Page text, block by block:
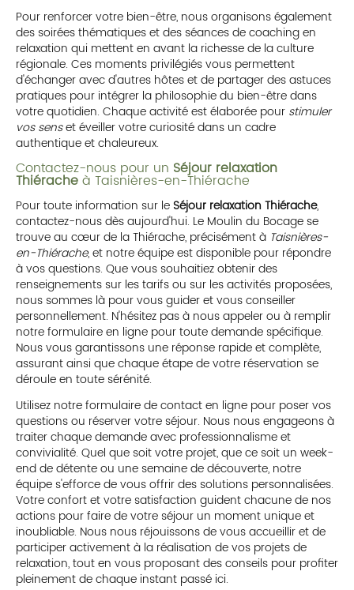
Pour renforcer votre bien-être, nous organisons également
des soirées thématiques et des séances de coaching en
relaxation qui mettent en avant la richesse de la culture
régionale. Ces moments privilégiés vous permettent
d'échanger avec d'autres hôtes et de partager des astuces
pratiques pour intégrer la philosophie du bien-être dans
votre quotidien. Chaque activité est élaborée pour stimuler
vos senset éveiller votre curiosité dans un cadre
authentique et chaleureux.
Contactez-nous pour un Séjour relaxation
Thiéracheà Taisnières-en-Thiérache
Pour toute information sur leSéjour relaxation Thiérache,
contactez-nous dès aujourd'hui. Le Moulin du Bocage se
trouve au cœur de la Thiérache, précisément à Taisnières-
en-Thiérache, et notre équipe est disponible pour répondre
à vos questions. Que vous souhaitiez obtenir des
renseignements sur les tarifs ou sur les activités proposées,
nous sommes là pour vous guider et vous conseiller
personnellement. N'hésitez pas à nous appeler ou à remplir
notre formulaire en ligne pour toute demande spécifique.
Nous vous garantissons une réponse rapide et complète,
assurant ainsi que chaque étape de votre réservation se
déroule en toute sérénité.
Utilisez notre formulaire de contact en ligne pour poser vos
questions ou réserver votre séjour. Nous nous engageons à
traiter chaque demande avec professionnalisme et
convivialité. Quel que soit votre projet, que ce soit un week-
end de détente ou une semaine de découverte, notre
équipe s'efforce de vous offrir des solutions personnalisées.
Votre confort et votre satisfaction guident chacune de nos
actions pour faire de votre séjour un moment unique et
inoubliable. Nous nous réjouissons de vous accueillir et de
participer activement à la réalisation de vos projets de
relaxation, tout en vous proposant des conseils pour profiter
pleinement de chaque instant passé ici.